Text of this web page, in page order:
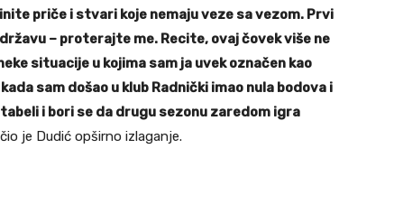
priče i stvari koje nemaju veze sa vezom. Prvi
– proterajte me. Recite, ovaj čovek više ne
situacije u kojima sam ja uvek označen kao
sam došao u klub Radnički imao nula bodova i
i bori se da drugu sezonu zaredom igra
je Dudić opširno izlaganje.